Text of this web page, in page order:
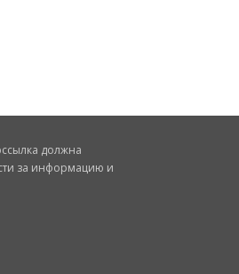
должна
за информацию и